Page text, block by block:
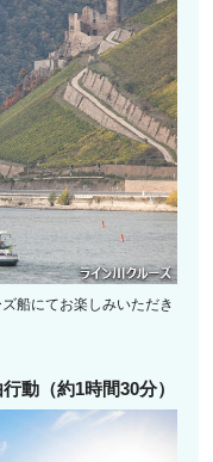
船にてお楽しみいただき
動（約1時間30分）